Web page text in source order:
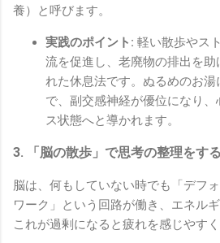
養）と呼びます。
実践のポイント: 軽い散歩やス
流を促進し、老廃物の排出を
れた休息法です。ぬるめのお湯
で、副交感神経が優位になり
ス状態へと導かれます。
3. 「脳の散歩」で思考の整理をする
脳は、何もしていない時でも「デフ
ワーク」という回路が働き、エネル
これが過剰になると疲れを感じやすく